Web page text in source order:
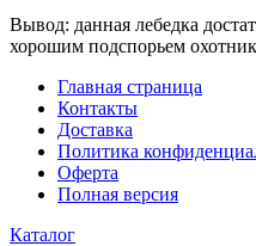
Вывод: данная лебедка
хорошим подспорьем
Главная страница
Контакты
Доставка
Политика
Оферта
Полная версия
Каталог